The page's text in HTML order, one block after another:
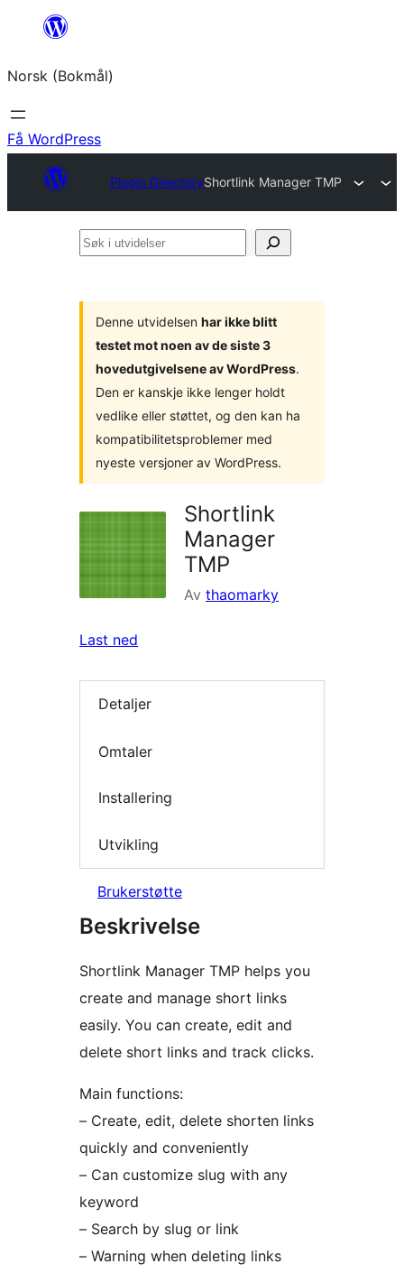
Hopp
innhold
Norsk (Bokmål)
Få WordPress
Plugin DirectoryShortlink Manager TMP
Søk
Denne utvidelsen har ikke blitt
testet mot noen av de siste 3
hovedutgivelsene av WordPress.
Den er kanskje ikke lenger holdt
vedlike eller støttet, og den kan ha
kompatibilitetsproblemer med
nyeste versjoner av WordPress.
Shortlink
Manager
TMP
Av thaomarky
Last ned
Detaljer
Omtaler
Installering
Utvikling
Brukerstøtte
Beskrivelse
Shortlink Manager TMP helps you
create and manage short links
easily. You can create, edit and
delete short links and track clicks.
Main functions:
– Create, edit, delete shorten links
quickly and conveniently
– Can customize slug with any
keyword
– Search by slug or link
– Warning when deleting links